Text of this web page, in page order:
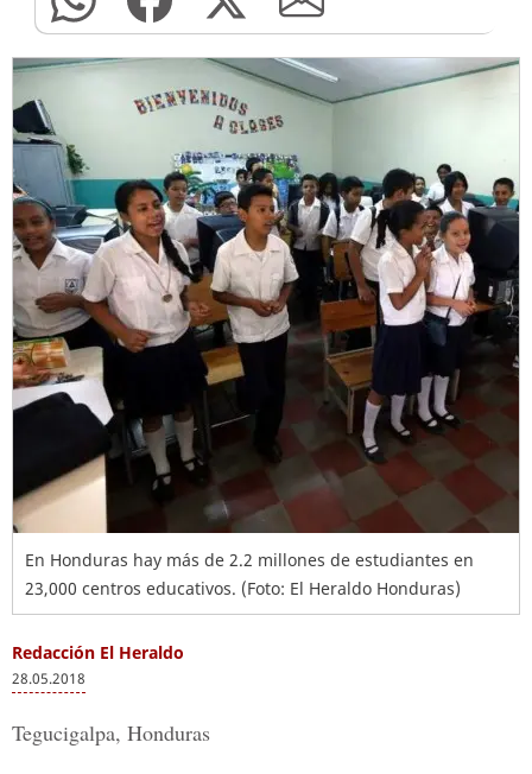
En Honduras hay más de 2.2 millones de estudiantes en
23,000 centros educativos. (Foto: El Heraldo Honduras)
Redacción El Heraldo
28.05.2018
Tegucigalpa, Honduras